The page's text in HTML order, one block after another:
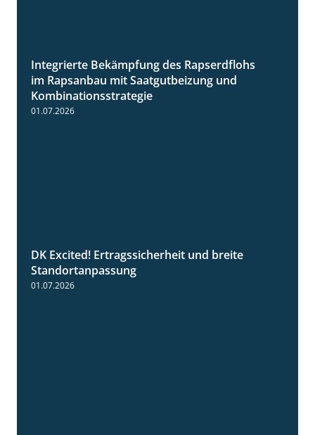
2:31
Integrierte Bekämpfung des Rapserdflohs
im Rapsanbau mit Saatgutbeizung und
Kombinationsstrategie
01.07.2026
2:41
DK Excited! Ertragssicherheit und breite
Standortanpassung
01.07.2026